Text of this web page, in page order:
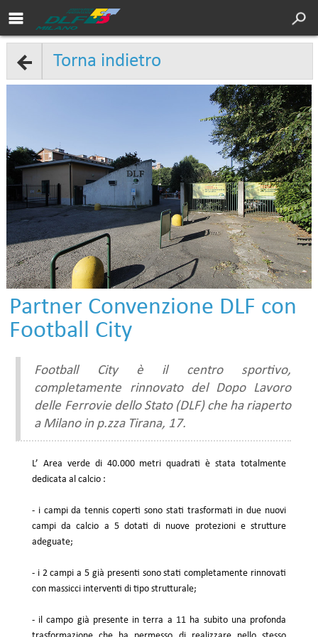
Area soci DLF
Cultura
DLF Nazionale
Chi siamo
Convenzioni
Contatti
Torna indietro
Partner Convenzione DLF con
Football City
Football City è il centro sportivo,
completamente rinnovato del Dopo Lavoro
delle Ferrovie dello Stato (DLF) che ha riaperto
a Milano in p.zza Tirana, 17.
L’ Area verde di 40.000 metri quadrati è stata totalmente
dedicata al calcio :
- i campi da tennis coperti sono stati trasformati in due nuovi
campi da calcio a 5 dotati di nuove protezioni e strutture
adeguate;
- i 2 campi a 5 già presenti sono stati completamente rinnovati
con massicci interventi di tipo strutturale;
- il campo già presente in terra a 11 ha subito una profonda